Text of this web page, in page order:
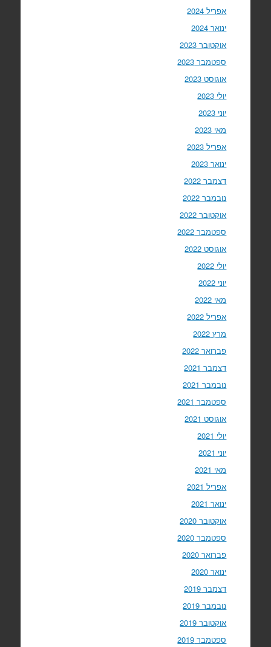
אפריל 2024
ינואר 2024
אוקטובר 2023
ספטמבר 2023
אוגוסט 2023
יולי 2023
יוני 2023
מאי 2023
אפריל 2023
ינואר 2023
דצמבר 2022
נובמבר 2022
אוקטובר 2022
ספטמבר 2022
אוגוסט 2022
יולי 2022
יוני 2022
מאי 2022
אפריל 2022
מרץ 2022
פברואר 2022
דצמבר 2021
נובמבר 2021
ספטמבר 2021
אוגוסט 2021
יולי 2021
יוני 2021
מאי 2021
אפריל 2021
ינואר 2021
אוקטובר 2020
ספטמבר 2020
פברואר 2020
ינואר 2020
דצמבר 2019
נובמבר 2019
אוקטובר 2019
ספטמבר 2019